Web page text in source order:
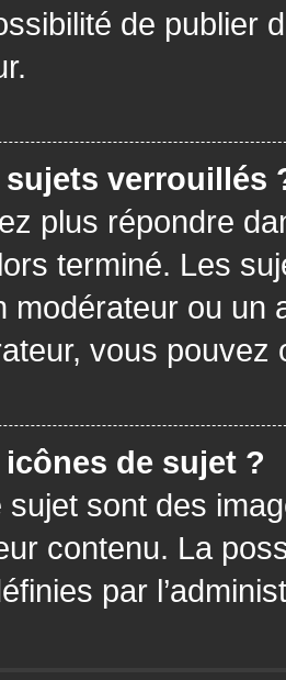
de publier
verrouillés
plus répondre
terminé. Les
modérateur ou un
vous
de sujet ?
sujet sont des
contenu. La
par